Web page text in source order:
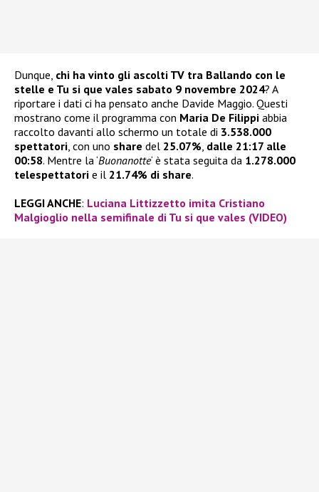
Dunque, chi ha vinto gli ascolti TV tra Ballando con le
stelle e Tu si que vales sabato 9 novembre 2024? A
riportare i dati ci ha pensato anche Davide Maggio. Questi
mostrano come il programma con Maria De Filippi abbia
raccolto davanti allo schermo un totale di 3.538.000
spettatori, con uno share del 25.07%, dalle 21:17 alle
00:58. Mentre la ‘Buonanotte‘ è stata seguita da 1.278.000
telespettatori e il 21.74% di share.
LEGGI ANCHE: Luciana Littizzetto imita Cristiano
Malgioglio nella semifinale di Tu si que vales (VIDEO)